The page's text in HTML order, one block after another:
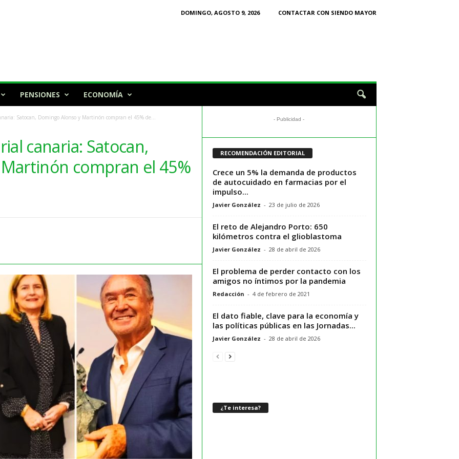
DOMINGO, AGOSTO 9, 2026
CONTACTAR CON SIENDO MAYOR
PENSIONES ECONOMÍA
Satocan, Domingo Alonso y Martinón compran el 45% de...
canaria: Satocan,
compran el 45%
- Publicidad -
RECOMENDACIÓN EDITORIAL
Crece un 5% la demanda de productos
de autocuidado en farmacias por el
impulso...
Javier González - 23 de julio de 2026
El reto de Alejandro Porto: 650
kilómetros contra el glioblastoma
Javier González - 28 de abril de 2026
El problema de perder contacto con los
amigos no íntimos por la pandemia
Redacción - 4 de febrero de 2021
El dato fiable, clave para la economía y
las políticas públicas en las Jornadas...
Javier González - 28 de abril de 2026
¿Te interesa?